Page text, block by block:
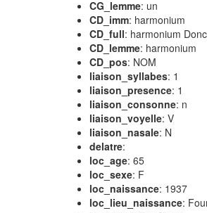
CG_lemme: un
CD_imm: harmonium
CD_full: harmonium
CD_lemme: harmonium
CD_pos: NOM
liaison_syllabes: 1
liaison_presence: 1
liaison_consonne: n
liaison_voyelle: V
liaison_nasale: N
delatre:
loc_age: 65
loc_sexe: F
loc_naissance: 1937
loc_lieu_naissance: